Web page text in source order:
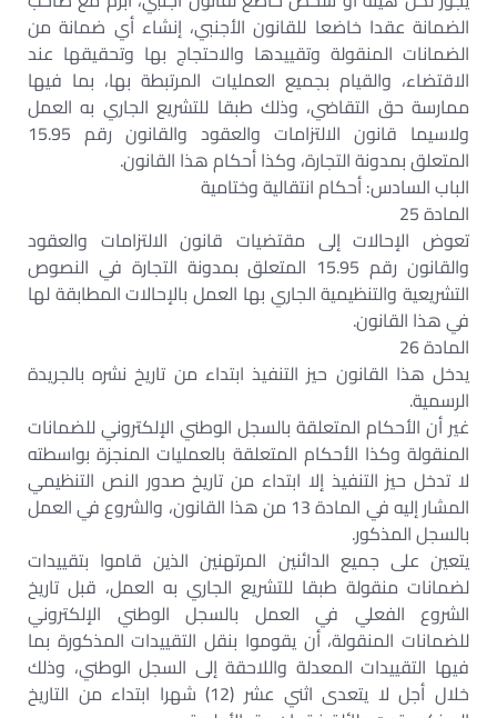
الضمانة عقدا خاضعا للقانون الأجنبي، إنشاء أي ضمانة من
الضمانات المنقولة وتقييدها والاحتجاج بها وتحقيقها عند
الاقتضاء، والقيام بجميع العمليات المرتبطة بها، بما فيها
ممارسة حق التقاضي، وذلك طبقا للتشريع الجاري به العمل
ولاسيما قانون الالتزامات والعقود والقانون رقم 15.95
المتعلق بمدونة التجارة، وكذا أحكام هذا القانون.
الباب السادس: أحكام انتقالية وختامية
المادة 25
تعوض الإحالات إلى مقتضيات قانون الالتزامات والعقود
والقانون رقم 15.95 المتعلق بمدونة التجارة في النصوص
التشريعية والتنظيمية الجاري بها العمل بالإحالات المطابقة لها
في هذا القانون.
المادة 26
يدخل هذا القانون حيز التنفيذ ابتداء من تاريخ نشره بالجريدة
الرسمية.
غير أن الأحكام المتعلقة بالسجل الوطني الإلكتروني للضمانات
المنقولة وكذا الأحكام المتعلقة بالعمليات المنجزة بواسطته
لا تدخل حيز التنفيذ إلا ابتداء من تاريخ صدور النص التنظيمي
المشار إليه في المادة 13 من هذا القانون، والشروع في العمل
بالسجل المذكور.
يتعين على جميع الدائنين المرتهنين الذين قاموا بتقييدات
لضمانات منقولة طبقا للتشريع الجاري به العمل، قبل تاريخ
الشروع الفعلي في العمل بالسجل الوطني الإلكتروني
للضمانات المنقولة، أن يقوموا بنقل التقييدات المذكورة بما
فيها التقييدات المعدلة واللاحقة إلى السجل الوطني، وذلك
خلال أجل لا يتعدى اثني عشر (12) شهرا ابتداء من التاريخ